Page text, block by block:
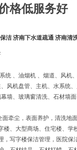
格低服务好
洁 济南下水道疏通 济南清
统 、油烟机 、烟道、风机
风机盘管、主机、水系统
墙、玻璃窗清洗、石材墙
牵尘，表面养护，清洗地
楼、大型商场、住宅楼、学
，写字楼保洁管理，医院保